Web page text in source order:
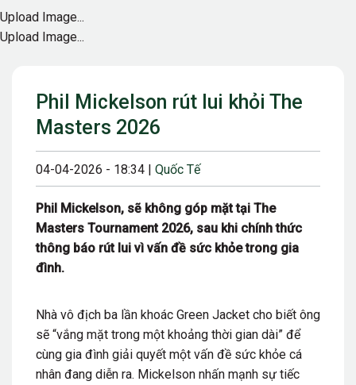
Phil Mickelson rút lui khỏi The
Masters 2026
04-04-2026 - 18:34 | Quốc Tế
Phil Mickelson, sẽ không góp mặt tại The
Masters Tournament 2026, sau khi chính thức
thông báo rút lui vì vấn đề sức khỏe trong gia
đình.
Nhà vô địch ba lần khoác Green Jacket cho biết ông
sẽ “vắng mặt trong một khoảng thời gian dài” để
cùng gia đình giải quyết một vấn đề sức khỏe cá
nhân đang diễn ra. Mickelson nhấn mạnh sự tiếc
Upload Image...
Upload Image...